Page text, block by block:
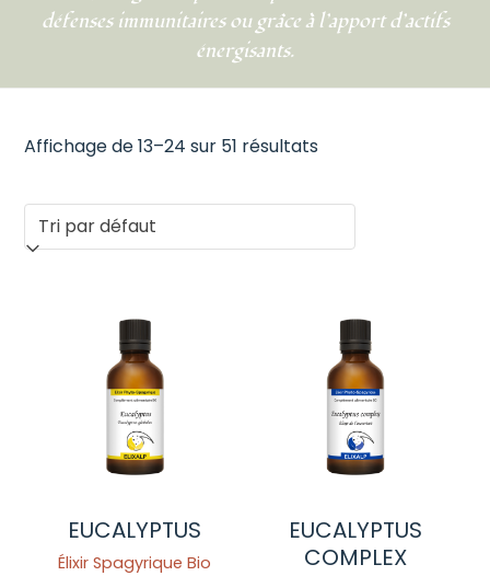
défenses immunitaires ou grâce à l’apport d’actifs
énergisants.
Affichage de 13–24 sur 51 résultats
EUCALYPTUS
Élixir Spagyrique Bio
EUCALYPTUS
COMPLEX